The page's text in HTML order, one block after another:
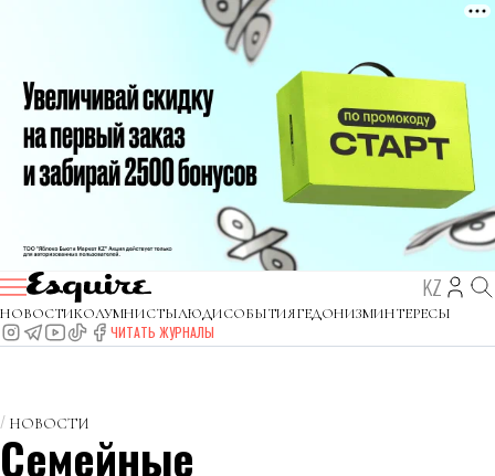
KZ
НОВОСТИКОЛУМНИСТЫЛЮДИСОБЫТИЯГЕДОНИЗМИНТЕРЕСЫ
ЧИТАТЬ ЖУРНАЛЫ
НОВОСТИ
Семейные